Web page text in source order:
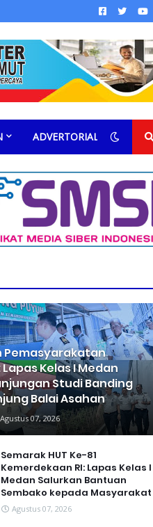
ADVERTORIAL
Pemasyarakatan
Kelas I Medan
Studi Banding
Balai Asahan
Agustus 07, 2026
Semarak HUT Ke-81
Kemerdekaan RI: Lapas Kelas I
Medan Salurkan Bantuan
Sembako kepada Masyarakat
Agustus 07, 2026